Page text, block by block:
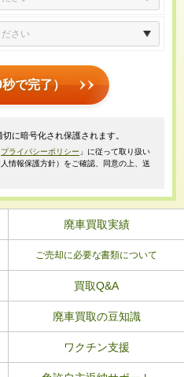
で完了）
に暗号化され保護されます。
プライバシーポリシー 」に従って取り扱い
情報保護方針）をご確認、同意の上、送
廃車買取実績
ご売却に必要な書類について
買取Q&A
廃車買取の豆知識
ワクチン支援